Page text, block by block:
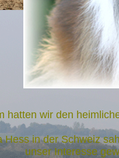
hatten wir den
in der Schweiz
unser Interesse